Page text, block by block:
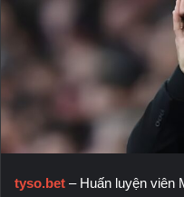
tyso.bet – Huấn luyện viên